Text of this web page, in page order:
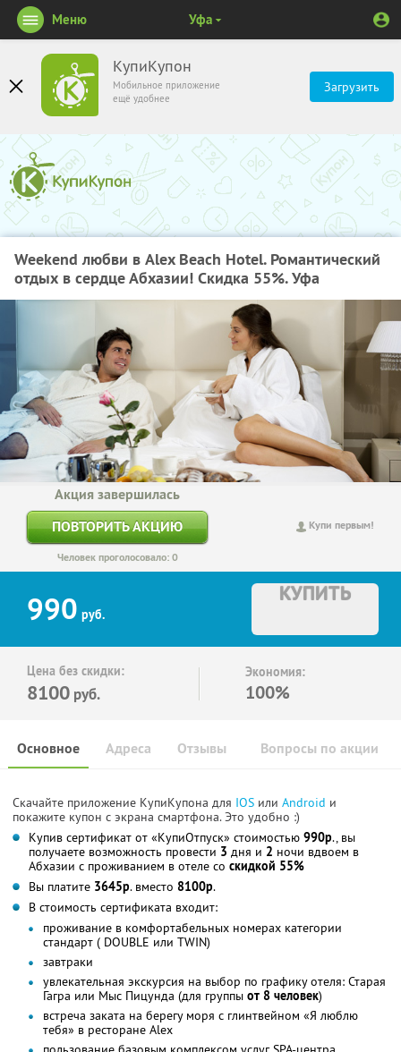
КупиКупон
Мобильное приложение
ещё удобнее
Загрузить
Меню Уфа
Weekend любви в Alex Beach Hotel. Романтический
отдых в сердце Абхазии! Скидка 55%. Уфа
Купи первым!
Акция завершилась
ПОВТОРИТЬ АКЦИЮ
Человек проголосовало: 0
990 руб.
КУПИТЬ
Цена без скидки:
8100 руб.
Экономия:
100%
Основное Отзывы Вопросы по акции
Адреса
Скачайте приложение КупиКупона для IOS или Android и
покажите купон с экрана смартфона. Это удобно :)
Купив сертификат от «КупиОтпуск» стоимостью 990р., вы
получаете возможность провести 3 дня и 2 ночи вдвоем в
Абхазии с проживанием в отеле со скидкой 55%
Вы платите 3645р. вместо 8100р.
В стоимость сертификата входит:
проживание в комфортабельных номерах категории
стандарт ( DOUBLE или TWIN)
завтраки
увлекательная экскурсия на выбор по графику отеля: Старая
Гагра или Мыс Пицунда (для группы от 8 человек)
встреча заката на берегу моря с глинтвейном «Я люблю
тебя» в ресторане Alex